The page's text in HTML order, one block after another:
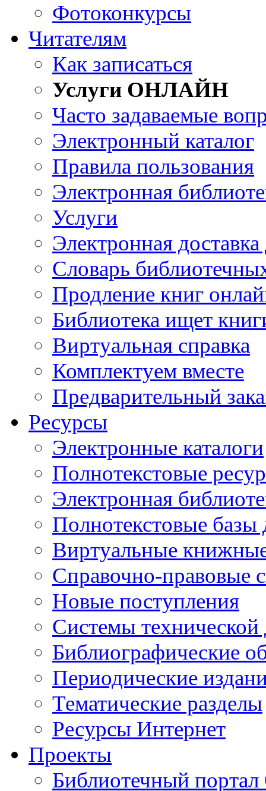
Фотоконкурсы
Читателям
Как записаться
Услуги ОНЛАЙН
Часто задаваемые
Электронный каталог
Правила пользования
Электронная
Услуги
Электронная
Словарь
Продление книг
Библиотека ищет
Виртуальная справка
Комплектуем вместе
Предварительный
Ресурсы
Электронные каталоги
Полнотекстовые
Электронная
Полнотекстовые
Виртуальные
Справочно-правовые
Новые поступления
Cистемы
Библиографические
Периодические
Тематические разделы
Ресурсы Интернет
Проекты
Библиотечный портал